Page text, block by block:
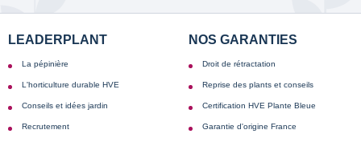
LEADERPLANT
La pépinière
L'horticulture durable HVE
Conseils et idées jardin
Recrutement
NOS GARANTIES
Droit de rétractation
Reprise des plants et conseils
Certification HVE Plante Bleue
Garantie d'origine France